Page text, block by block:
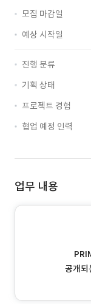
모집 마감일
예상 시작일
진행 분류
기획 상태
프로젝트 경험
협업 예정 인력
업무 내용
공개되